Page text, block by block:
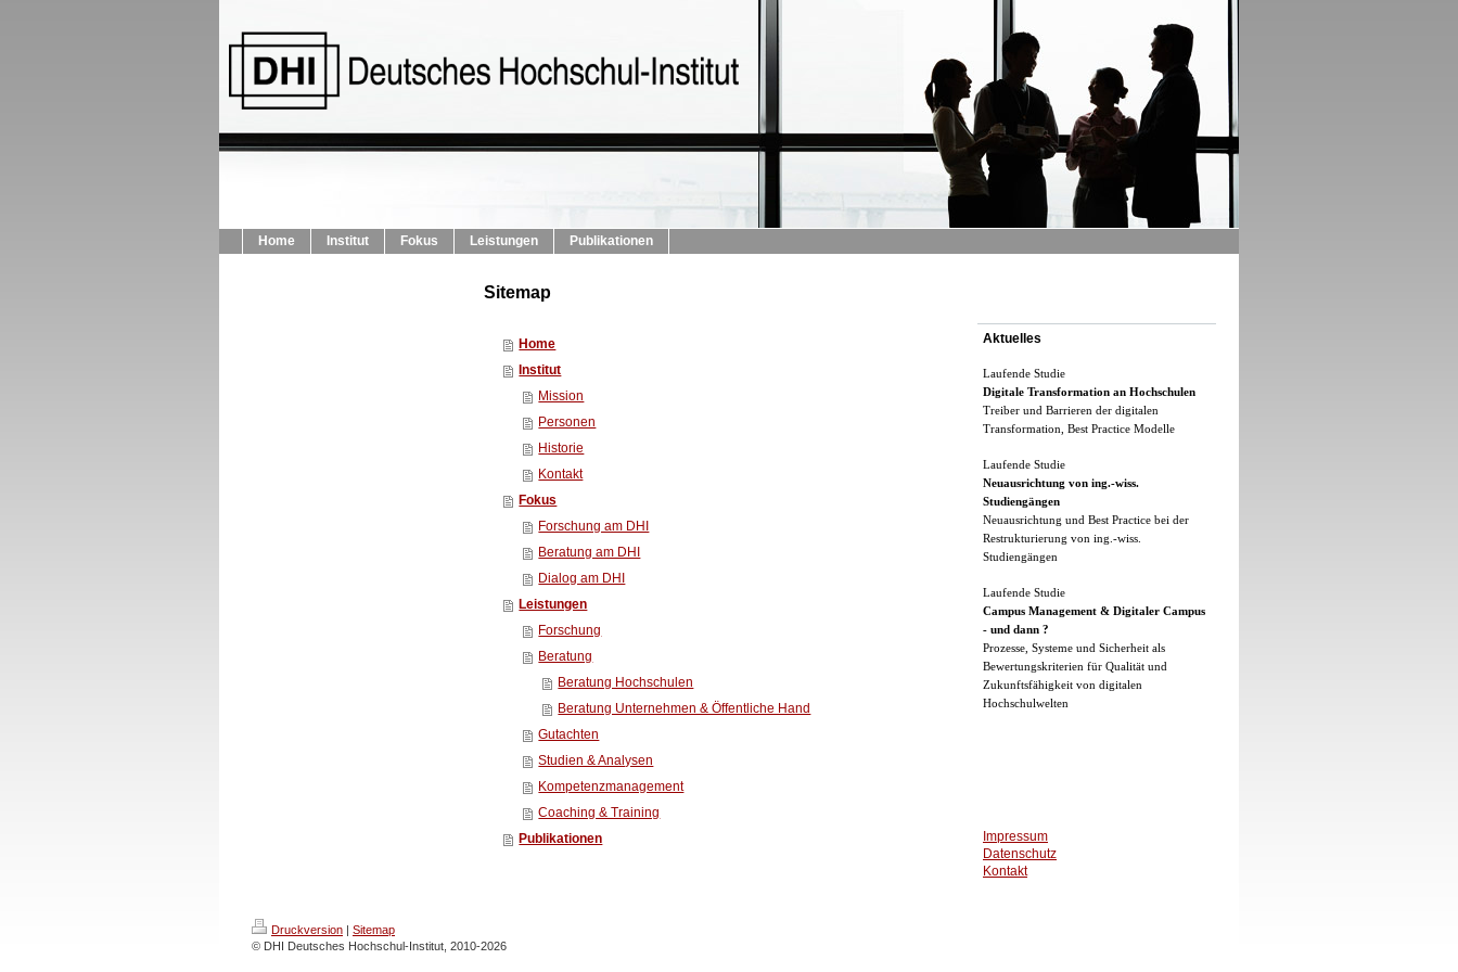
Home Institut Fokus Leistungen Publikationen
Sitemap
Home
Institut
Mission
Personen
Historie
Kontakt
Fokus
Forschung am DHI
Beratung am DHI
Dialog am DHI
Leistungen
Forschung
Beratung
Beratung Hochschulen
Beratung Unternehmen & Öffentliche Hand
Gutachten
Studien & Analysen
Kompetenzmanagement
Coaching & Training
Publikationen
Aktuelles
Laufende Studie
Digitale Transformation an Hochschulen
Treiber und Barrieren der digitalen
Transformation, Best Practice Modelle
Laufende Studie
Neuausrichtung von ing.-wiss.
Studiengängen
Neuausrichtung und Best Practice bei der
Restrukturierung von ing.-wiss.
Studiengängen
Laufende Studie
Campus Management & Digitaler Campus
- und dann ?
Prozesse, Systeme und Sicherheit als
Bewertungskriterien für Qualität und
Zukunftsfähigkeit von digitalen
Hochschulwelten
Impressum
Datenschutz
Kontakt
Druckversion | Sitemap
© DHI Deutsches Hochschul-Institut, 2010-2026